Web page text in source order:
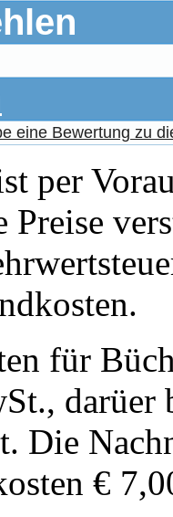
eine Bewertung zu
per
Preise
für
darüer
Die
€